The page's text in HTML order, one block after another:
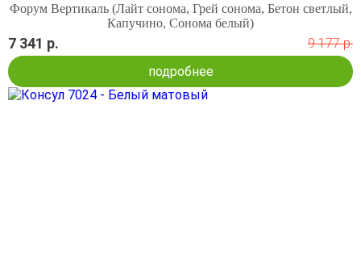
Форум Вертикаль (Лайт сонома, Грей сонома, Бетон светлый,
Капучино, Сонома белый)
7 341 р.
9 177 р.
подробнее